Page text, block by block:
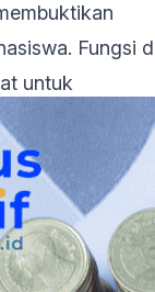
Fungsi
untuk
jaminan
tanda
dan masih
toko